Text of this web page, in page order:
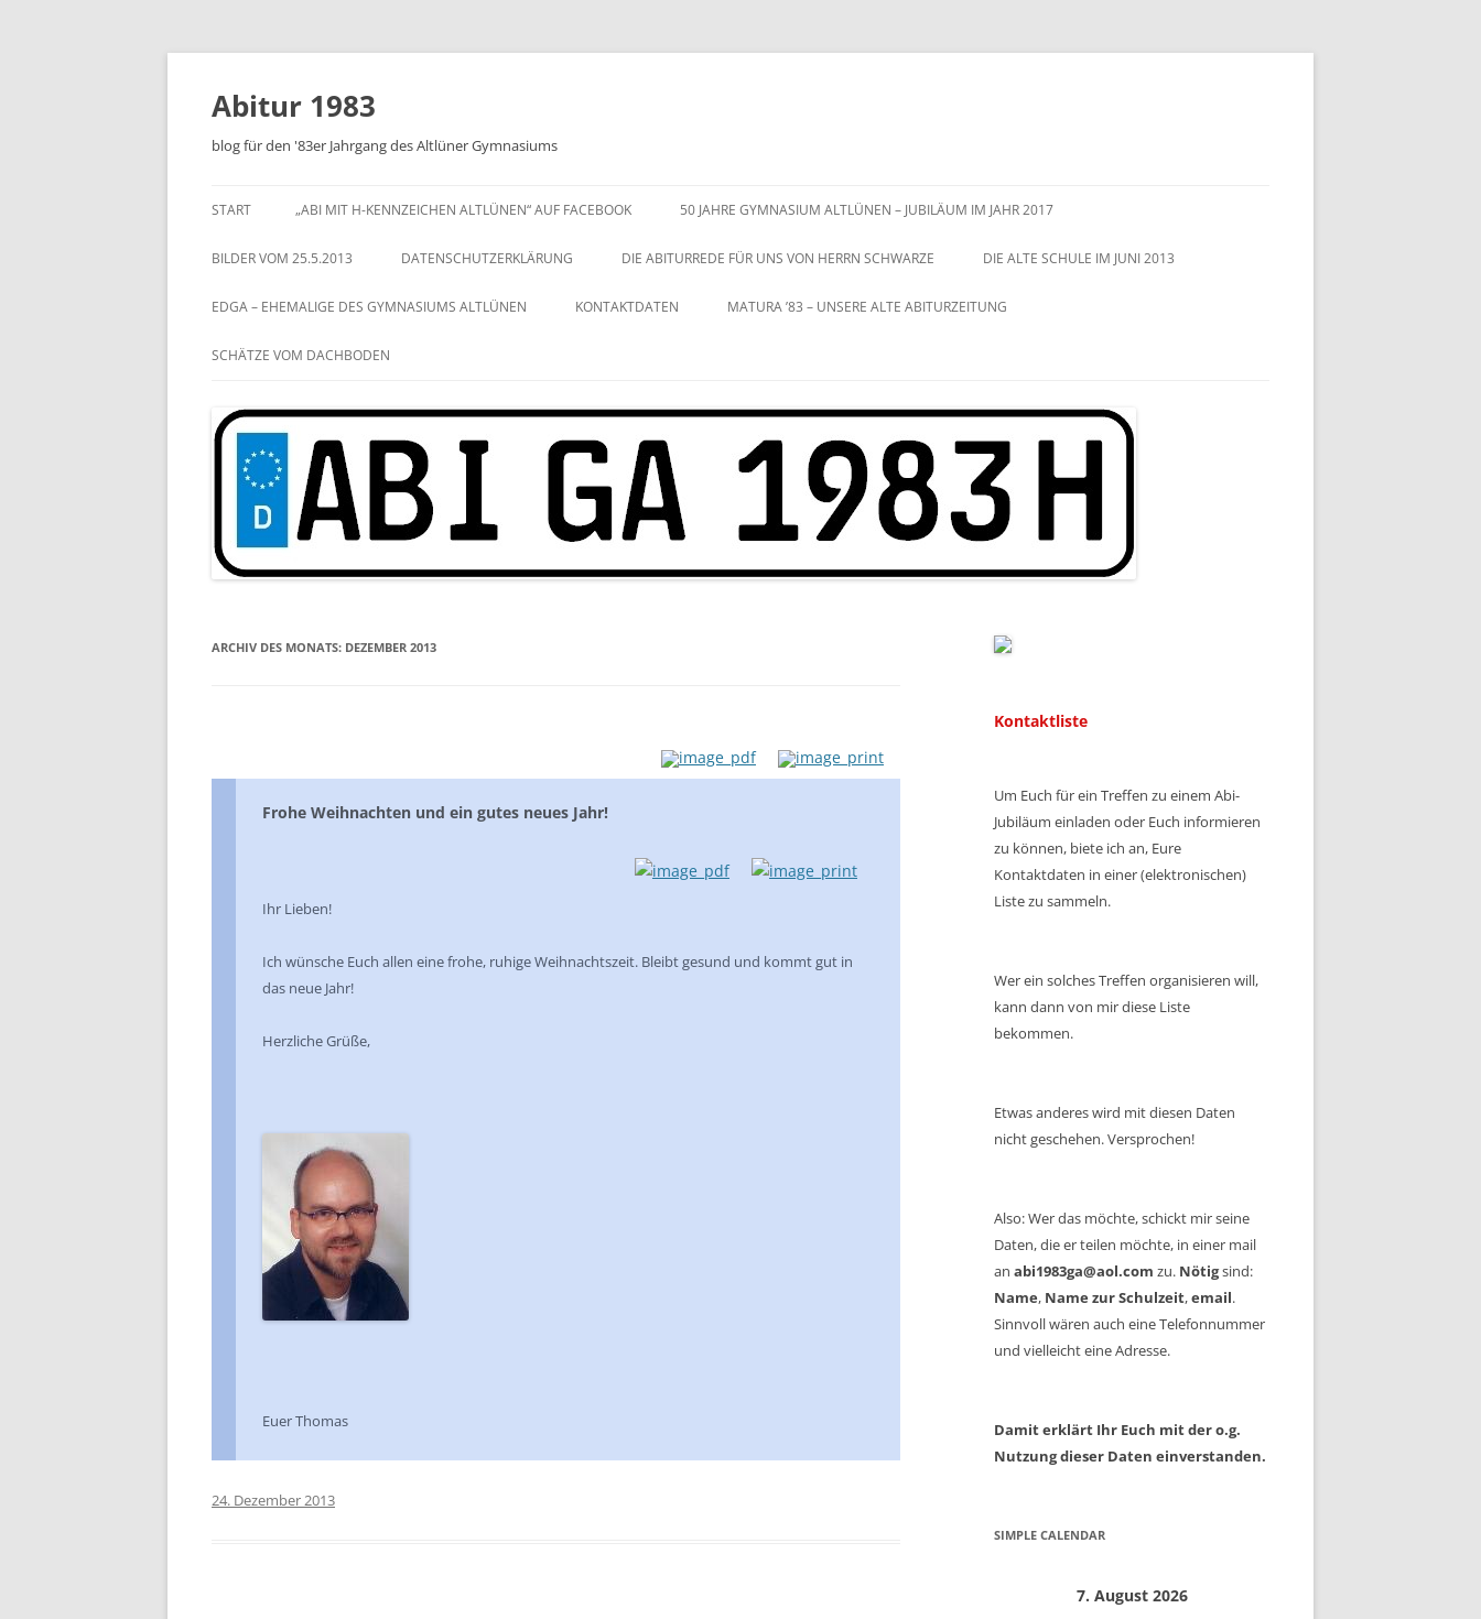
Zum
springen
Abitur 1983
blog für den '83er Jahrgang des Altlüner Gymnasiums
START „ABI MIT H-KENNZEICHEN ALTLÜNEN“ AUF FACEBOOK 50 JAHRE GYMNASIUM ALTLÜNEN – JUBILÄUM IM JAHR 2017
BILDER VOM 25.5.2013 DATENSCHUTZERKLÄRUNG DIE ABITURREDE FÜR UNS VON HERRN SCHWARZE DIE ALTE SCHULE IM JUNI 2013
EDGA – EHEMALIGE DES GYMNASIUMS ALTLÜNEN KONTAKTDATEN MATURA ’83 – UNSERE ALTE ABITURZEITUNG
SCHÄTZE VOM DACHBODEN
ARCHIV DES MONATS: DEZEMBER 2013
Frohe Weihnachten und ein gutes neues Jahr!
Ihr Lieben!
Ich wünsche Euch allen eine frohe, ruhige Weihnachtszeit. Bleibt gesund und kommt gut in
das neue Jahr!
Herzliche Grüße,
Euer Thomas
24. Dezember 2013
Kontaktliste
Um Euch für ein Treffen zu einem Abi-
Jubiläum einladen oder Euch informieren
zu können, biete ich an, Eure
Kontaktdaten in einer (elektronischen)
Liste zu sammeln.
Wer ein solches Treffen organisieren will,
kann dann von mir diese Liste
bekommen.
Etwas anderes wird mit diesen Daten
nicht geschehen. Versprochen!
Also: Wer das möchte, schickt mir seine
Daten, die er teilen möchte, in einer mail
an abi1983ga@aol.com zu. Nötigsind:
Name, Name zur Schulzeit,email.
Sinnvoll wären auch eine Telefonnummer
und vielleicht eine Adresse.
Damit erklärt Ihr Euch mit der o.g.
Nutzung dieser Daten einverstanden.
SIMPLE CALENDAR
7. August 2026